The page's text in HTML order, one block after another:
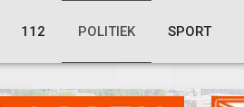
112 POLITIEK SPORT